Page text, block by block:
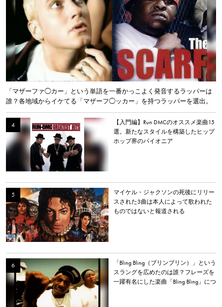
「マザーファ◯カー」という単語を一番かっこよく発音するラッパーは
誰？各地域からイケてる「マザーフ◯ッカー」を持つラッパーを選出。
【入門編】Run DMCのオススメ楽曲15
選。新たなスタイルを構築したヒップ
ホップ界のパイオニア
マイケル・ジャクソンの死後にリリー
スされた3曲は本人によって歌われた
ものではないと報道される
「Bling Bling（ブリンブリン）」という
スラングを広めたのは誰？フレーズを
一躍有名にした楽曲「Bling Bling」につ